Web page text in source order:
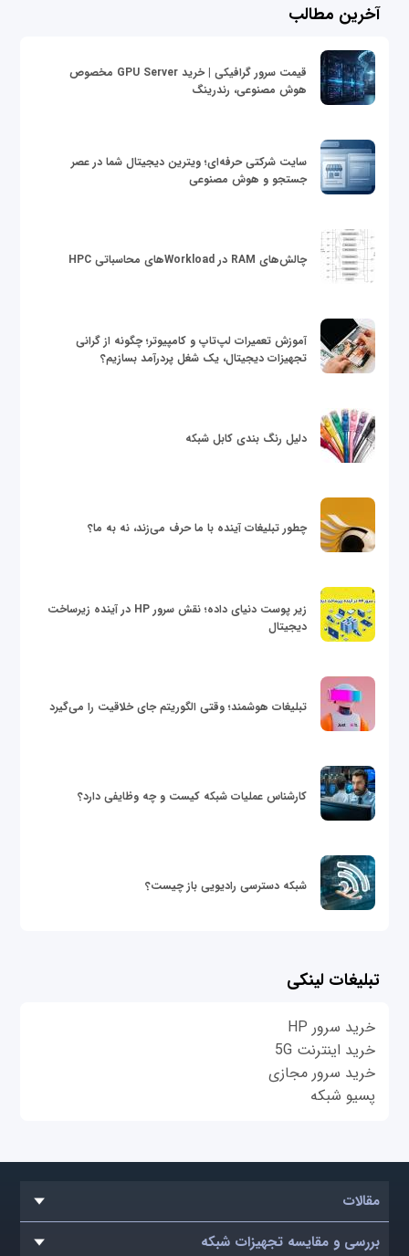
آخرین مطالب
قیمت سرور گرافیکی | خرید GPU Server مخصوص
هوش مصنوعی، رندرینگ
سایت شرکتی حرفه‌ای؛ ویترین دیجیتال شما در عصر
جستجو و هوش مصنوعی
چالش‌های RAM در Workloadهای محاسباتی HPC
آموزش تعمیرات لپ‌تاپ و کامپیوتر؛ چگونه از گرانی
تجهیزات دیجیتال، یک شغل پردرآمد بسازیم؟
دلیل رنگ بندی کابل شبکه
چطور تبلیغات آینده با ما حرف می‌زند، نه به ما؟
زیر پوست دنیای داده؛ نقش سرور HP در آینده زیرساخت
دیجیتال
تبلیغات هوشمند؛ وقتی الگوریتم جای خلاقیت را می‌گیرد
کارشناس عملیات شبکه کیست و چه وظایفی دارد؟
شبکه دسترسی رادیویی باز چیست؟
تبلیغات لینکی
خرید سرور HP
خرید اینترنت 5G
خرید سرور مجازی
پسیو شبکه
مقالات
بررسی و مقایسه تجهیزات شبکه